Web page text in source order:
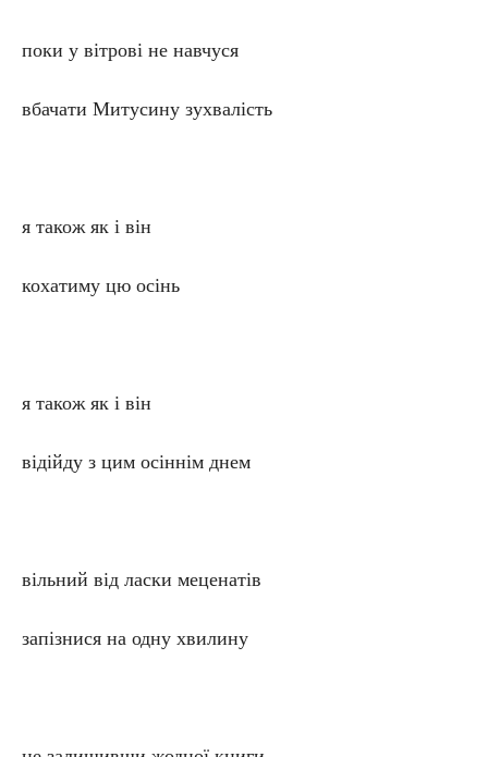
поки у вітрові не навчуся
вбачати Митусину зухвалість
я також як і він
кохатиму цю осінь
я також як і він
відійду з цим осіннім днем
вільний від ласки меценатів
запізнися на одну хвилину